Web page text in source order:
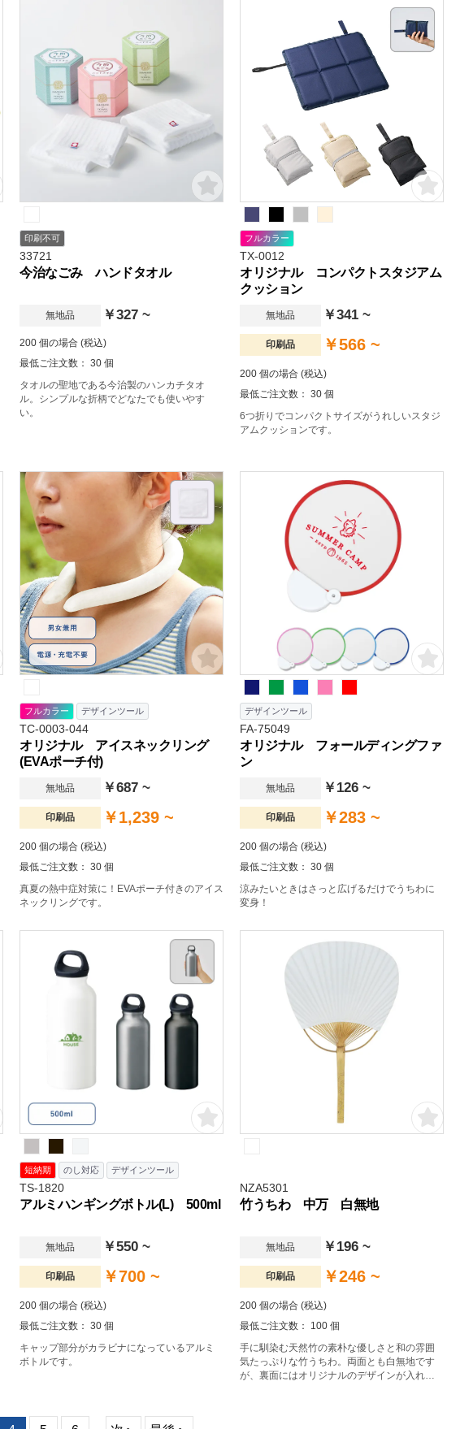
印刷不可
33721
今治なごみ ハンドタオル
無地品 ￥327 ~
200 個の場合 (税込)
最低ご注文数： 30 個
タオルの聖地である今治製のハンカチタオ
ル。シンプルな折柄でどなたでも使いやす
い。
フルカラー
TX-0012
オリジナル コンパクトスタジアム
クッション
無地品 ￥341 ~
印刷品 ￥566 ~
200 個の場合 (税込)
最低ご注文数： 30 個
6つ折りでコンパクトサイズがうれしいスタジ
アムクッションです。
フルカラー デザインツール
TC-0003-044
オリジナル アイスネックリング
(EVAポーチ付)
無地品 ￥687 ~
印刷品 ￥1,239 ~
200 個の場合 (税込)
最低ご注文数： 30 個
真夏の熱中症対策に！EVAポーチ付きのアイス
ネックリングです。
デザインツール
FA-75049
オリジナル フォールディングファ
ン
無地品 ￥126 ~
印刷品 ￥283 ~
200 個の場合 (税込)
最低ご注文数： 30 個
涼みたいときはさっと広げるだけでうちわに
変身！
短納期 のし対応 デザインツール
TS-1820
アルミハンギングボトル(L) 500ml
無地品 ￥550 ~
印刷品 ￥700 ~
200 個の場合 (税込)
最低ご注文数： 30 個
キャップ部分がカラビナになっているアルミ
ボトルです。
NZA5301
竹うちわ 中万 白無地
無地品 ￥196 ~
印刷品 ￥246 ~
200 個の場合 (税込)
最低ご注文数： 100 個
手に馴染む天然竹の素朴な優しさと和の雰囲
気たっぷりな竹うちわ。両面とも白無地です
が、裏面にはオリジナルのデザインが入れら